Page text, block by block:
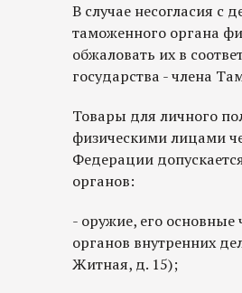
В случае несогласия с
таможенного органа
обжаловать их в
государства - члена
Товары для личного
физическими лицами
Федерации
органов:
- оружие, его
органов внутренних
Житная, д. 15);